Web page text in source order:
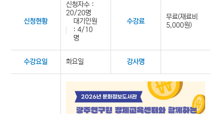
신청현황
신청자수 :
20/20명
대기인원
: 4/10
명
수강료
무료(재료비
5,000원)
수강요일 화요일 강사명